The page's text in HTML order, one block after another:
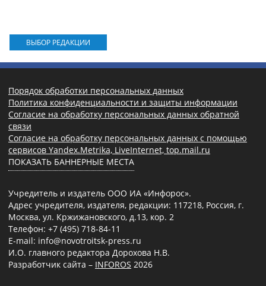
ВЫБОР РЕДАКЦИИ
Порядок обработки персональных данных
Политика конфиденциальности и защиты информации
Согласие на обработку персональных данных обратной
связи
Согласие на обработку персональных данных с помощью
сервисов Yandex.Metrika, LiveInternet, top.mail.ru
ПОКАЗАТЬ БАННЕРНЫЕ МЕСТА
Учредитель и издатель ООО ИА «Инфорос».
Адрес учредителя, издателя, редакции: 117218, Россия, г.
Москва, ул. Кржижановского, д.13, кор. 2
Телефон: +7 (495) 718-84-11
E-mail: info@novotroitsk-press.ru
И.О. главного редактора Дорохова Н.В.
Разработчик сайта – INFOROS 2026